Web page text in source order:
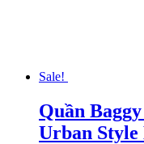
Sale!
Quần
Urban